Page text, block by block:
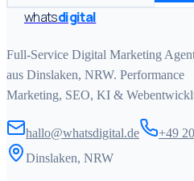
whatsdigital
Full-Service Digital Marketing
aus Dinslaken, NRW. Performance
Marketing, SEO, KI &
hallo@whatsdigital.de
+49
Dinslaken, NRW